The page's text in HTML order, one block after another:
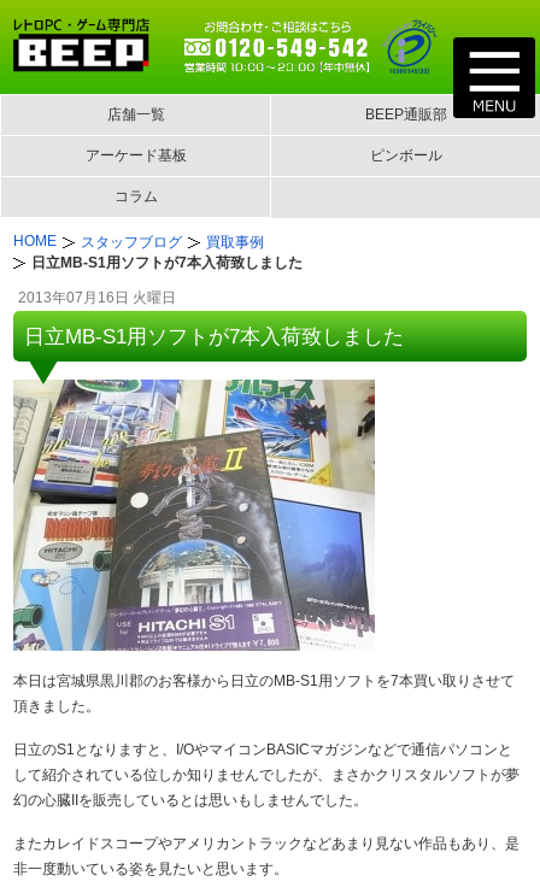
店舗一覧 BEEP通販部
アーケード基板 ピンボール
コラム
HOME スタッフブログ
買取事例
日立MB-S1用ソフトが7本入荷致しました
2013年07月16日 火曜日
日立MB-S1用ソフトが7本入荷致しました
本日は宮城県黒川郡のお客様から日立のMB-S1用ソフトを7本買い取りさせて
頂きました。
日立のS1となりますと、I/OやマイコンBASICマガジンなどで通信パソコンと
して紹介されている位しか知りませんでしたが、まさかクリスタルソフトが夢
幻の心臓IIを販売しているとは思いもしませんでした。
またカレイドスコープやアメリカントラックなどあまり見ない作品もあり、是
非一度動いている姿を見たいと思います。